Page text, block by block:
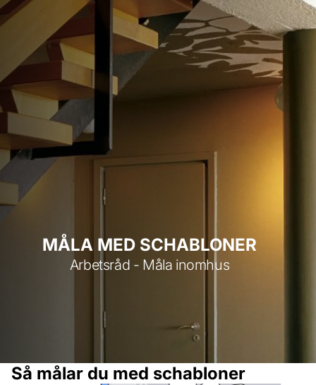
MÅLA MED SCHABLONER
Arbetsråd - Måla inomhus
Så målar du med schabloner